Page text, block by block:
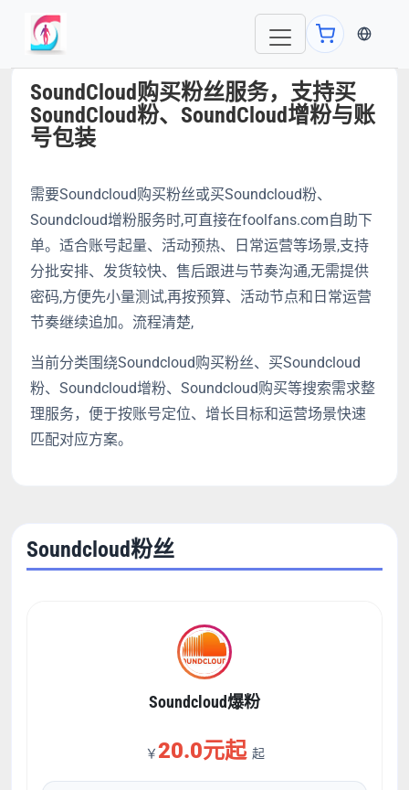
当前语
SoundCloud购买粉丝服务，支持买
SoundCloud粉、SoundCloud增粉与账
号包装
需要Soundcloud购买粉丝或买Soundcloud粉、
Soundcloud增粉服务时,可直接在foolfans.com自助下
单。适合账号起量、活动预热、日常运营等场景,支持
分批安排、发货较快、售后跟进与节奏沟通,无需提供
密码,方便先小量测试,再按预算、活动节点和日常运营
节奏继续追加。流程清楚,
当前分类围绕Soundcloud购买粉丝、买Soundcloud
粉、Soundcloud增粉、Soundcloud购买等搜索需求整
理服务，便于按账号定位、增长目标和运营场景快速
匹配对应方案。
Soundcloud粉丝
Soundcloud爆粉
￥20.0元起 起